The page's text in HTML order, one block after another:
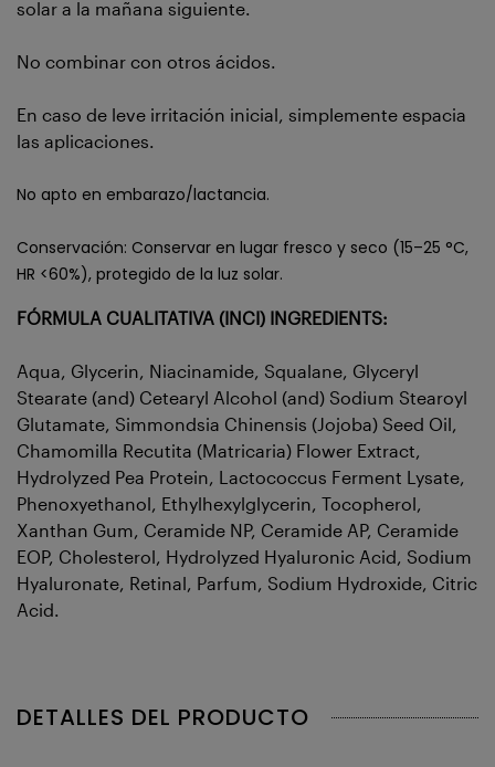
solar a la mañana siguiente.
No combinar con otros ácidos.
En caso de leve irritación inicial, simplemente espacia
las aplicaciones.
No apto en embarazo/lactancia.
Conservación: Conservar en lugar fresco y seco (15–25 °C,
HR <60%), protegido de la luz solar.
FÓRMULA CUALITATIVA (INCI) INGREDIENTS:
Aqua, Glycerin, Niacinamide, Squalane, Glyceryl
Stearate (and) Cetearyl Alcohol (and) Sodium Stearoyl
Glutamate, Simmondsia Chinensis (Jojoba) Seed Oil,
Chamomilla Recutita (Matricaria) Flower Extract,
Hydrolyzed Pea Protein, Lactococcus Ferment Lysate,
Phenoxyethanol, Ethylhexylglycerin, Tocopherol,
Xanthan Gum, Ceramide NP, Ceramide AP, Ceramide
EOP, Cholesterol, Hydrolyzed Hyaluronic Acid, Sodium
Hyaluronate, Retinal, Parfum, Sodium Hydroxide, Citric
Acid.
DETALLES DEL PRODUCTO